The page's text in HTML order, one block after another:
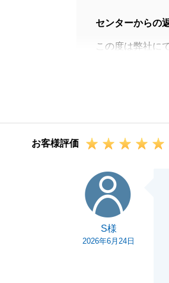
センターからの
この度は弊社に
ご多忙のところ
今後とも、よろ
お客様評価
S様
2026年6月24日